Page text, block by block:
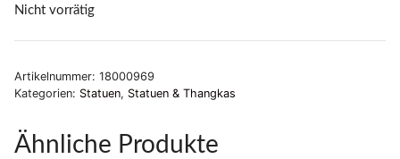
Nicht vorrätig
Artikelnummer: 18000969
Kategorien: Statuen, Statuen & Thangkas
Ähnliche Produkte